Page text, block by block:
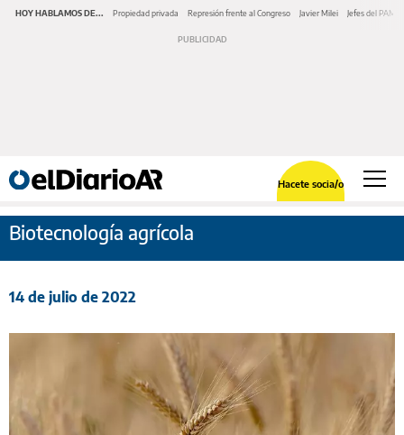
HOY HABLAMOS DE... Propiedad privada Represión frente al Congreso Javier Milei Jefes del PAMI
Hacete socia/o
Biotecnología agrícola
14 de julio de 2022